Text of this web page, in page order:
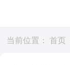
当前位置： 首页